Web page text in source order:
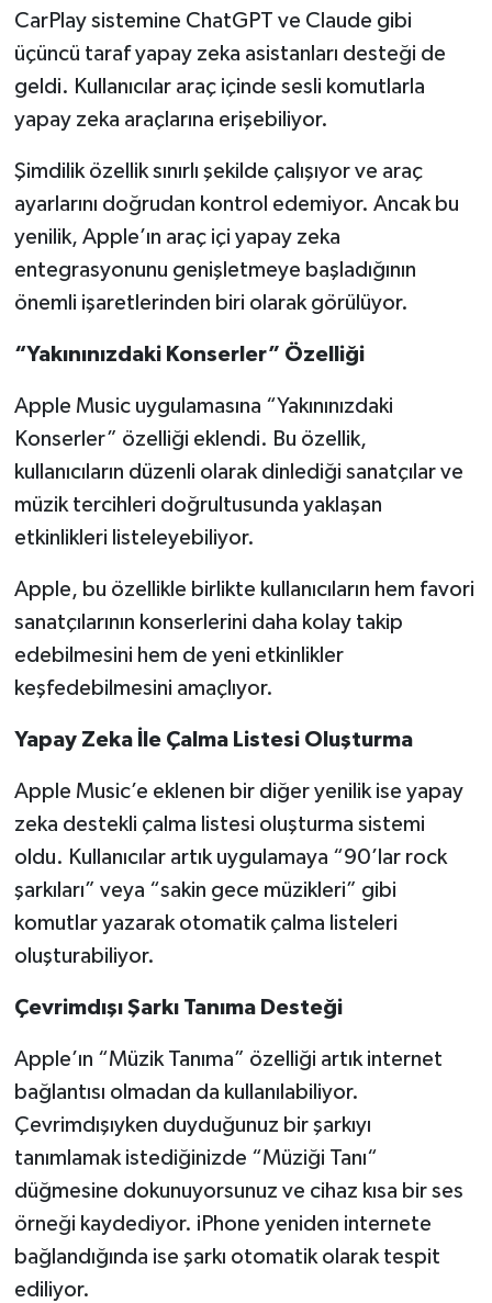
CarPlay sistemine ChatGPT ve Claude gibi
üçüncü taraf yapay zeka asistanları desteği de
geldi. Kullanıcılar araç içinde sesli komutlarla
yapay zeka araçlarına erişebiliyor.
Şimdilik özellik sınırlı şekilde çalışıyor ve araç
ayarlarını doğrudan kontrol edemiyor. Ancak bu
yenilik, Apple’ın araç içi yapay zeka
entegrasyonunu genişletmeye başladığının
önemli işaretlerinden biri olarak görülüyor.
“Yakınınızdaki Konserler” Özelliği
Apple Music uygulamasına “Yakınınızdaki
Konserler” özelliği eklendi. Bu özellik,
kullanıcıların düzenli olarak dinlediği sanatçılar ve
müzik tercihleri doğrultusunda yaklaşan
etkinlikleri listeleyebiliyor.
Apple, bu özellikle birlikte kullanıcıların hem favori
sanatçılarının konserlerini daha kolay takip
edebilmesini hem de yeni etkinlikler
keşfedebilmesini amaçlıyor.
Yapay Zeka İle Çalma Listesi Oluşturma
Apple Music’e eklenen bir diğer yenilik ise yapay
zeka destekli çalma listesi oluşturma sistemi
oldu. Kullanıcılar artık uygulamaya “90’lar rock
şarkıları” veya “sakin gece müzikleri” gibi
komutlar yazarak otomatik çalma listeleri
oluşturabiliyor.
Çevrimdışı Şarkı Tanıma Desteği
Apple’ın “Müzik Tanıma” özelliği artık internet
bağlantısı olmadan da kullanılabiliyor.
Çevrimdışıyken duyduğunuz bir şarkıyı
tanımlamak istediğinizde “Müziği Tanı“
düğmesine dokunuyorsunuz ve cihaz kısa bir ses
örneği kaydediyor. iPhone yeniden internete
bağlandığında ise şarkı otomatik olarak tespit
ediliyor.